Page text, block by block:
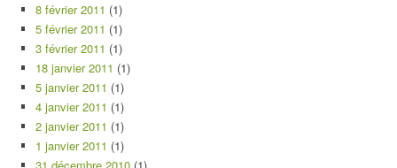
8 février 2011 (1)
5 février 2011 (1)
3 février 2011 (1)
18 janvier 2011 (1)
5 janvier 2011 (1)
4 janvier 2011 (1)
2 janvier 2011 (1)
1 janvier 2011 (1)